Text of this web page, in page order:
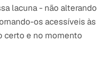
lacuna - não alterando
os acessíveis às
certo e no momento